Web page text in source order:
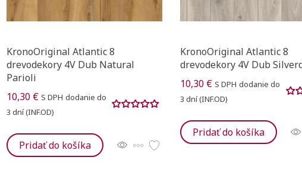
KronoOriginal Atlantic 8
drevodekory 4V Dub Natural
Parioli
10,30 € S DPH dodanie do
3 dní (INF.OD)
Pridať do košíka
KronoOriginal Atlantic 8
drevodekory 4V Dub
10,30 € S DPH dodanie do
3 dní (INF.OD)
Pridať do košíka
zoznam želaní